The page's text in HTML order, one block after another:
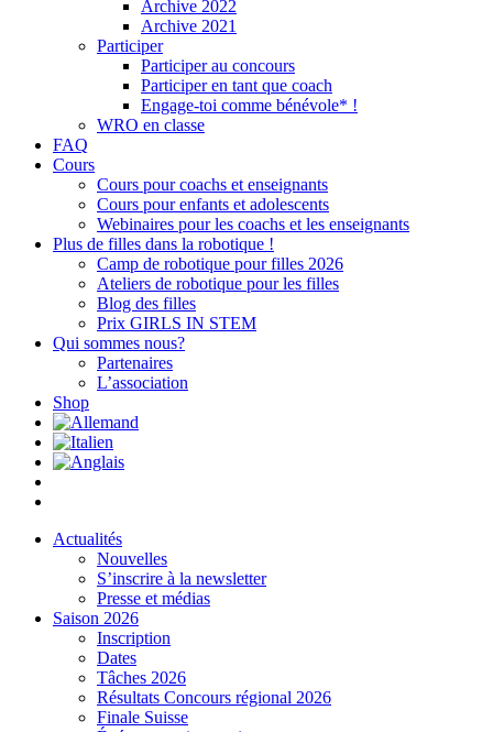
Archive 2022
Archive 2021
Participer
Participer au concours
Participer en tant que coach
Engage-toi comme bénévole* !
WRO en classe
FAQ
Cours
Cours pour coachs et enseignants
Cours pour enfants et adolescents
Webinaires pour les coachs et les enseignants
Plus de filles dans la robotique !
Camp de robotique pour filles 2026
Ateliers de robotique pour les filles
Blog des filles
Prix GIRLS IN STEM
Qui sommes nous?
Partenaires
L’association
Shop
Actualités
Nouvelles
S’inscrire à la newsletter
Presse et médias
Saison 2026
Inscription
Dates
Tâches 2026
Résultats Concours régional 2026
Finale Suisse